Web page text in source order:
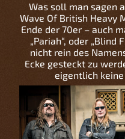
Was soll man sagen
Wave Of British Heavy
Ende der 70er – auch
„Pariah“, oder „Blind
nicht rein des
Ecke gesteckt zu
eigentlich